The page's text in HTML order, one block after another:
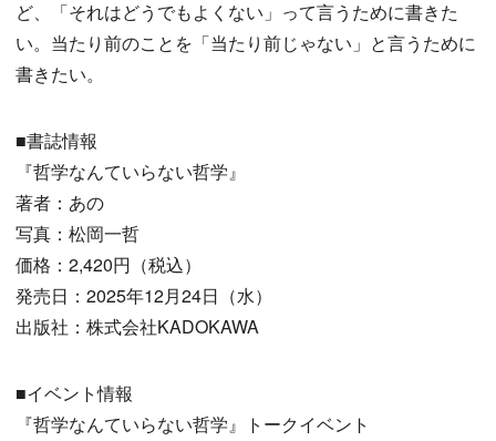
ど、「それはどうでもよくない」って言うために書きた
い。当たり前のことを「当たり前じゃない」と言うために
書きたい。
■書誌情報
『哲学なんていらない哲学』
著者：あの
写真：松岡一哲
価格：2,420円（税込）
発売日：2025年12月24日（水）
出版社：株式会社KADOKAWA
■イベント情報
『哲学なんていらない哲学』トークイベント